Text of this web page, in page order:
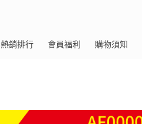
熱銷排行 會員福利 購物須知